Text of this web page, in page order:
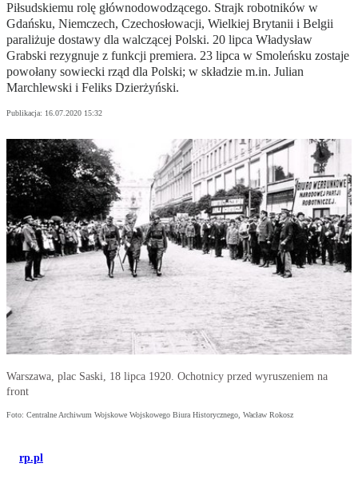
Piłsudskiemu rolę głównodowodzącego. Strajk robotników w
Gdańsku, Niemczech, Czechosłowacji, Wielkiej Brytanii i Belgii
paraliżuje dostawy dla walczącej Polski. 20 lipca Władysław
Grabski rezygnuje z funkcji premiera. 23 lipca w Smoleńsku zostaje
powołany sowiecki rząd dla Polski; w składzie m.in. Julian
Marchlewski i Feliks Dzierżyński.
Publikacja: 16.07.2020 15:32
Warszawa, plac Saski, 18 lipca 1920. Ochotnicy przed wyruszeniem na
front
Foto: Centralne Archiwum Wojskowe Wojskowego Biura Historycznego, Wacław Rokosz
rp.pl